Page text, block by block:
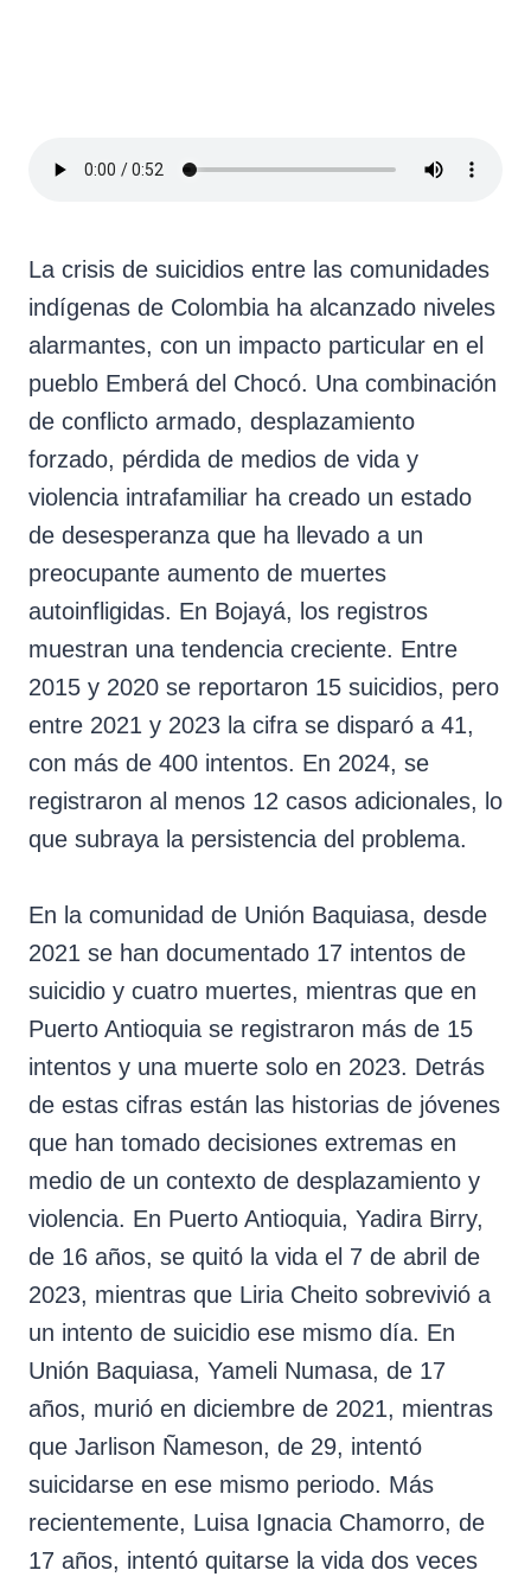
La crisis de suicidios entre las comunidades
indígenas de Colombia ha alcanzado niveles
alarmantes, con un impacto particular en el
pueblo Emberá del Chocó. Una combinación
de conflicto armado, desplazamiento
forzado, pérdida de medios de vida y
violencia intrafamiliar ha creado un estado
de desesperanza que ha llevado a un
preocupante aumento de muertes
autoinfligidas. En Bojayá, los registros
muestran una tendencia creciente. Entre
2015 y 2020 se reportaron 15 suicidios, pero
entre 2021 y 2023 la cifra se disparó a 41,
con más de 400 intentos. En 2024, se
registraron al menos 12 casos adicionales, lo
que subraya la persistencia del problema.
En la comunidad de Unión Baquiasa, desde
2021 se han documentado 17 intentos de
suicidio y cuatro muertes, mientras que en
Puerto Antioquia se registraron más de 15
intentos y una muerte solo en 2023. Detrás
de estas cifras están las historias de jóvenes
que han tomado decisiones extremas en
medio de un contexto de desplazamiento y
violencia. En Puerto Antioquia, Yadira Birry,
de 16 años, se quitó la vida el 7 de abril de
2023, mientras que Liria Cheito sobrevivió a
un intento de suicidio ese mismo día. En
Unión Baquiasa, Yameli Numasa, de 17
años, murió en diciembre de 2021, mientras
que Jarlison Ñameson, de 29, intentó
suicidarse en ese mismo periodo. Más
recientemente, Luisa Ignacia Chamorro, de
17 años, intentó quitarse la vida dos veces